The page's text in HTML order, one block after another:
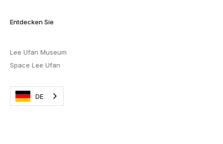
Entdecken Sie
Lee Ufan Museum
Space Lee Ufan
DE